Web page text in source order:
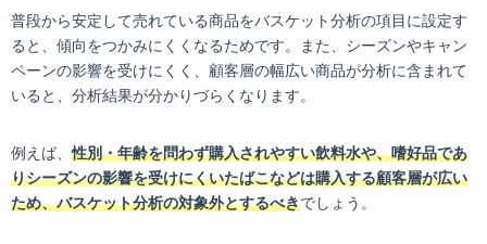
普段から安定して売れている商品をバスケット分析の項目に設定す
ると、傾向をつかみにくくなるためです。また、シーズンやキャン
ペーンの影響を受けにくく、顧客層の幅広い商品が分析に含まれて
いると、分析結果が分かりづらくなります。
例えば、性別・年齢を問わず購入されやすい飲料水や、嗜好品であ
りシーズンの影響を受けにくいたばこなどは購入する顧客層が広い
ため、バスケット分析の対象外とするべきでしょう。